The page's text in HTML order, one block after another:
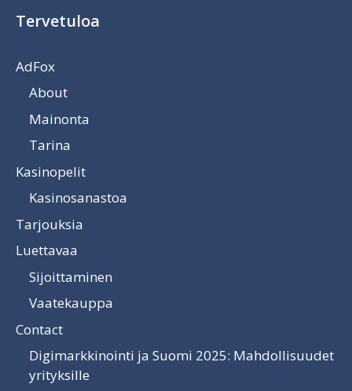
Tervetuloa
AdFox
About
Mainonta
Tarina
Kasinopelit
Kasinosanastoa
Tarjouksia
Luettavaa
Sijoittaminen
Vaatekauppa
Contact
Digimarkkinointi ja Suomi 2025: Mahdollisuudet
yrityksille